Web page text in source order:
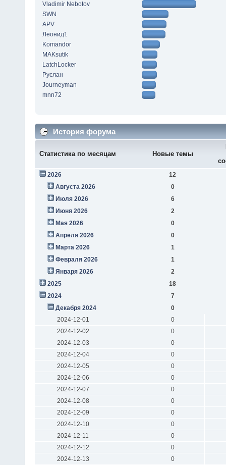
Vladimir Nebotov
SWN
APV
Леонид1
Komandor
MAKsutik
LatchLocker
Руслан
Journeyman
mnn72
История форума
Статистика по месяцам Новые темы
2026
12
Августа 2026
0
Июля 2026
6
Июня 2026
2
Мая 2026
0
Апреля 2026
0
Марта 2026
1
Февраля 2026
1
Января 2026
2
2025
18
2024
7
Декабря 2024
0
2024-12-01
0
2024-12-02
0
2024-12-03
0
2024-12-04
0
2024-12-05
0
2024-12-06
0
2024-12-07
0
2024-12-08
0
2024-12-09
0
2024-12-10
0
2024-12-11
0
2024-12-12
0
2024-12-13
0